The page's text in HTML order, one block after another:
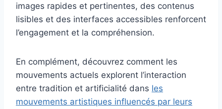
images rapides et pertinentes, des contenus
lisibles et des interfaces accessibles renforcent
l’engagement et la compréhension.
En complément, découvrez comment les
mouvements actuels explorent l’interaction
entre tradition et artificialité dans les
mouvements artistiques influencés par leurs